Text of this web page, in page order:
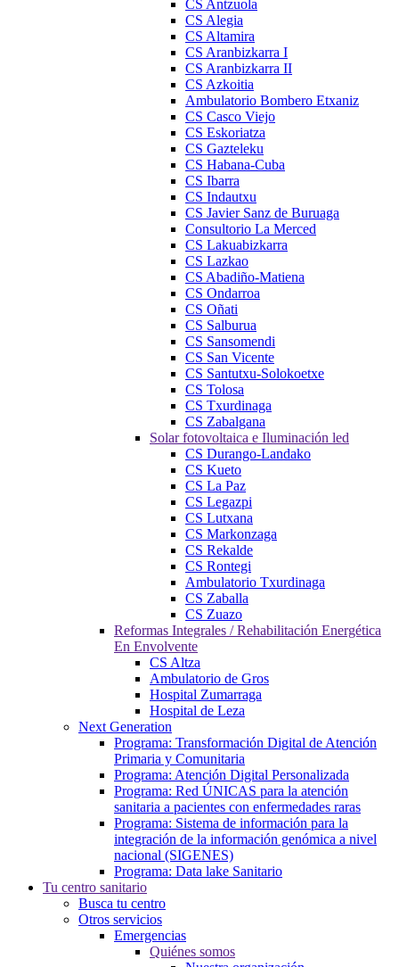
CS Antzuola
CS Alegia
CS Altamira
CS Aranbizkarra I
CS Aranbizkarra II
CS Azkoitia
Ambulatorio Bombero Etxaniz
CS Casco Viejo
CS Eskoriatza
CS Gazteleku
CS Habana-Cuba
CS Ibarra
CS Indautxu
CS Javier Sanz de Buruaga
Consultorio La Merced
CS Lakuabizkarra
CS Lazkao
CS Abadiño-Matiena
CS Ondarroa
CS Oñati
CS Salburua
CS Sansomendi
CS San Vicente
CS Santutxu-Solokoetxe
CS Tolosa
CS Txurdinaga
CS Zabalgana
Solar fotovoltaica e Iluminación led
CS Durango-Landako
CS Kueto
CS La Paz
CS Legazpi
CS Lutxana
CS Markonzaga
CS Rekalde
CS Rontegi
Ambulatorio Txurdinaga
CS Zaballa
CS Zuazo
Reformas Integrales / Rehabilitación Energética
En Envolvente
CS Altza
Ambulatorio de Gros
Hospital Zumarraga
Hospital de Leza
Next Generation
Programa: Transformación Digital de Atención
Primaria y Comunitaria
Programa: Atención Digital Personalizada
Programa: Red ÚNICAS para la atención
sanitaria a pacientes con enfermedades raras
Programa: Sistema de información para la
integración de la información genómica a nivel
nacional (SIGENES)
Programa: Data lake Sanitario
Tu centro sanitario
Busca tu centro
Otros servicios
Emergencias
Quiénes somos